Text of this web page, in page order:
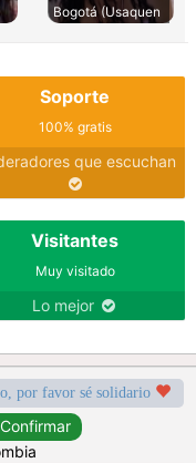
Bogotá (Usaquen
Soporte
100% gratis
que escuchan
Visitantes
Muy visitado
Lo mejor
por favor sé solidario